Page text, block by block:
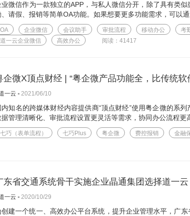
业微信作为一款独立的APP，与私人微信分开，除了具有类
、请假、报销等简单OA功能。如果想要更多功能需求，可以
OA 企业微信 会议助手 审批流程 移动办公 考
道一云企业微信
高效办公 阅读：41417
企微X顶点财经 | “粤企微产品功能全，比传统软
一云 ▪ 2021/06/10
内知名的跨媒体财经内容提供商“顶点财经”使用粤企微的系
据管理清晰化、审批流程设置更灵活等需求，协同办公流程更
七巧（表单流程） 七巧Plus 粤企微 费控报销 金融
东省交通系统骨干实施企业晶通集团选择道一云
一云 ▪ 2020/10/29
创建一个统一、高效办公平台系统，提升企业管理水平，广